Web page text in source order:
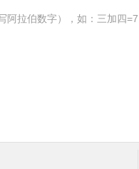
阿拉伯数字），如：三加四=7